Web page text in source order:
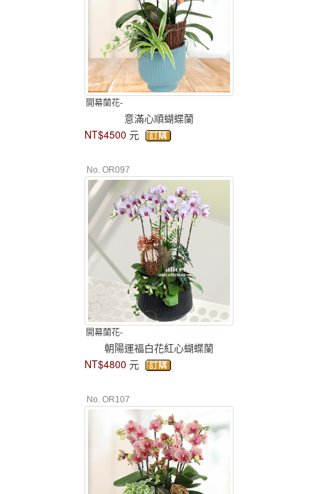
開幕蘭花-
意滿心順蝴蝶蘭
NT$4500 元
No. OR097
開幕蘭花-
朝陽運福白花紅心蝴蝶蘭
NT$4800 元
No. OR107